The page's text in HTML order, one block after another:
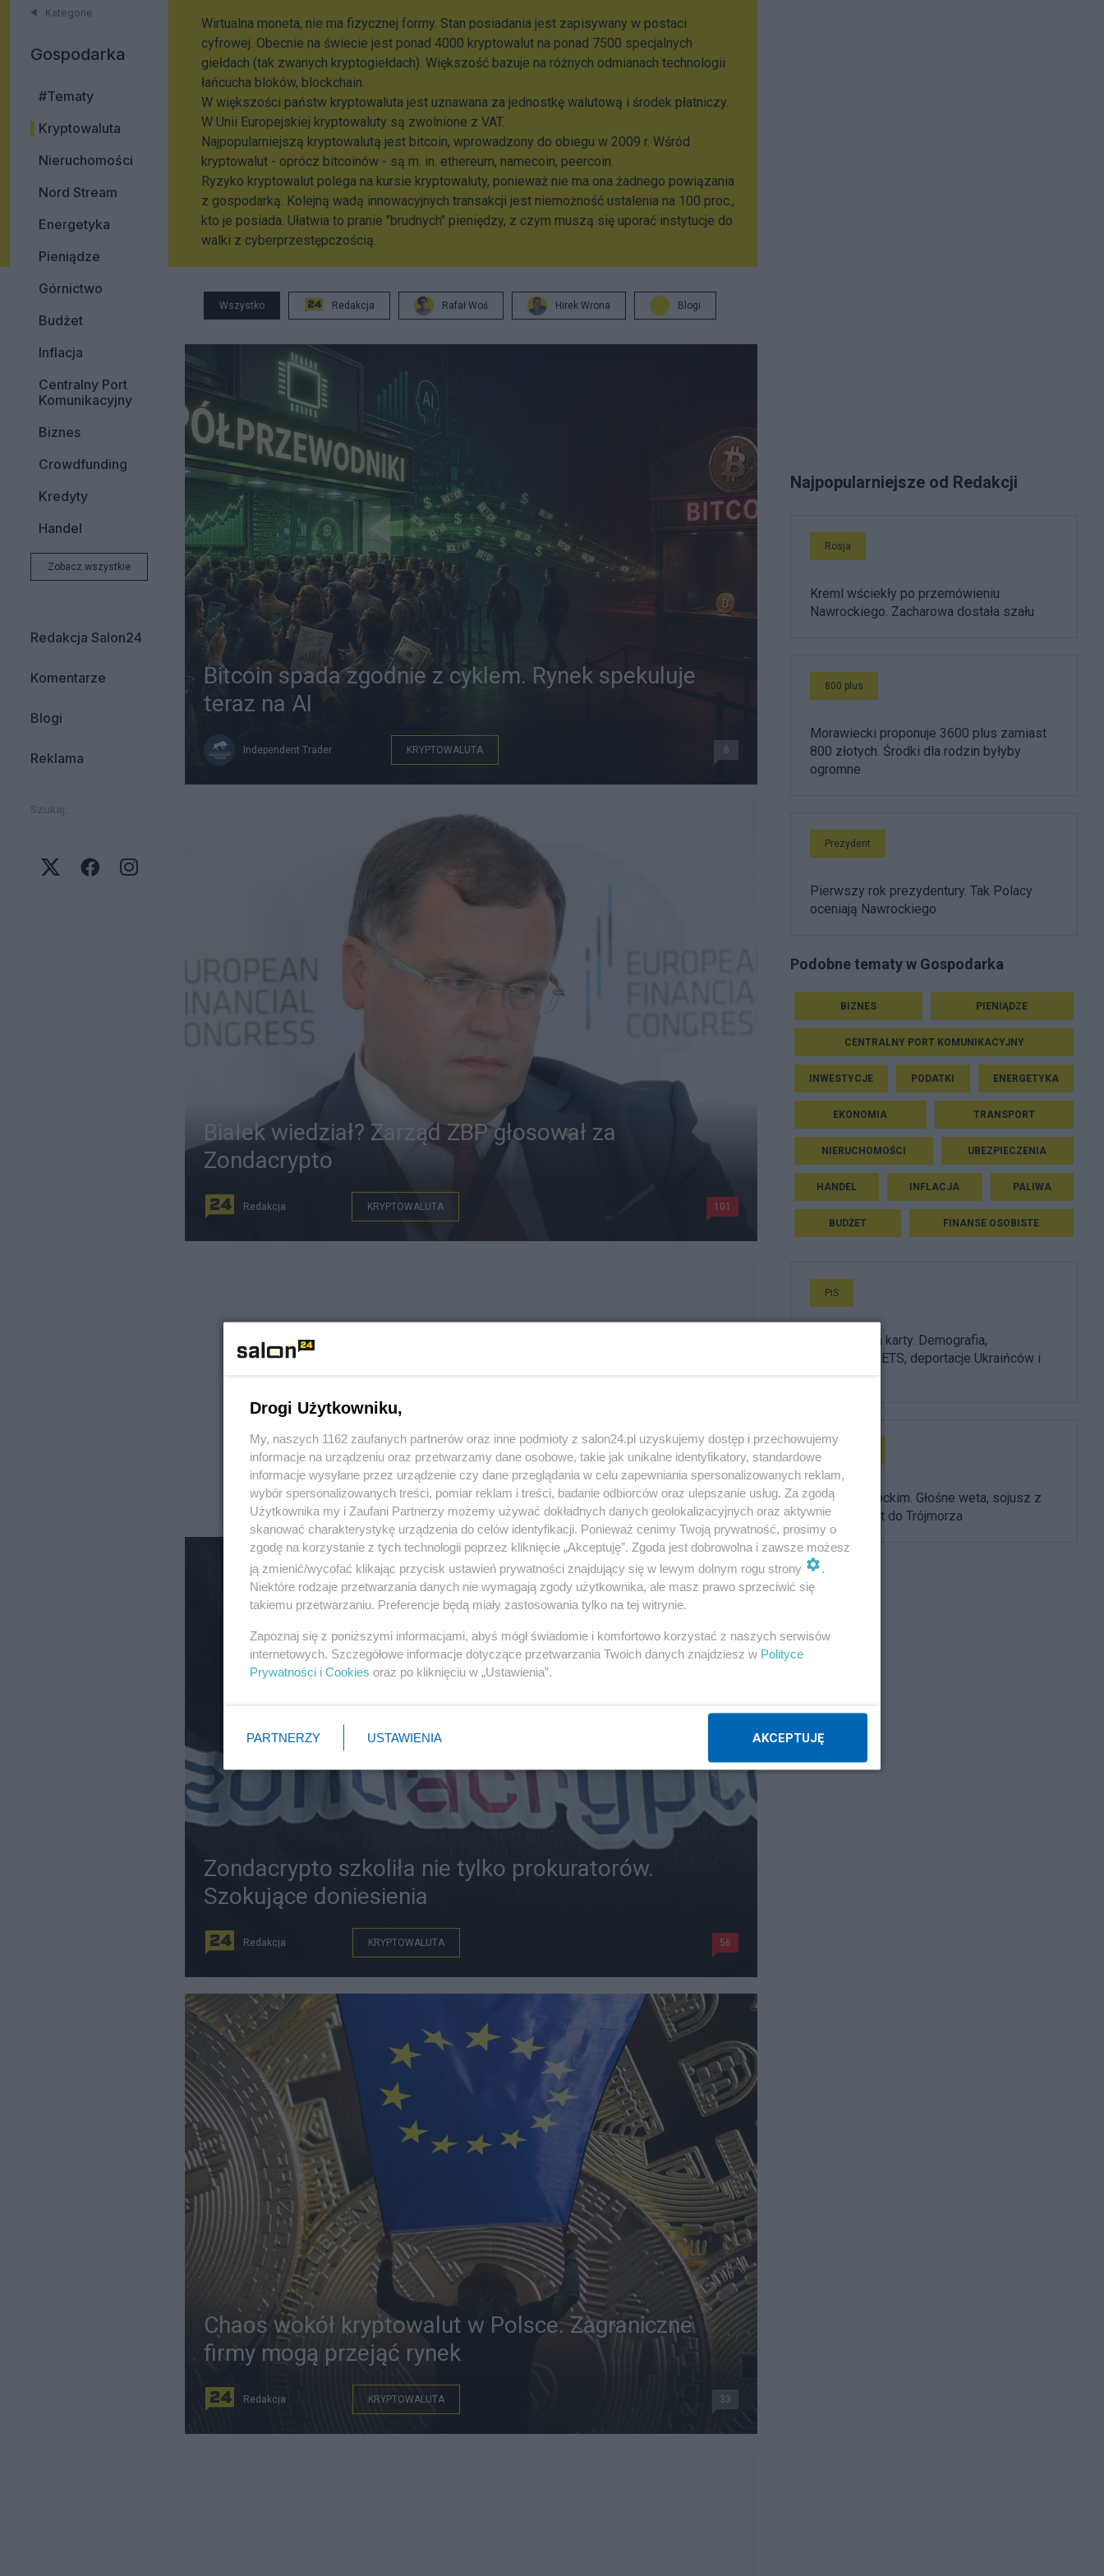
Kategorie
Gospodarka
#Tematy
Kryptowaluta
Nieruchomości
Nord Stream
Energetyka
Pieniądze
Górnictwo
Budżet
Inflacja
Centralny Port
Komunikacyjny
Biznes
Crowdfunding
Kredyty
Handel
Zobacz wszystkie
Redakcja Salon24
Komentarze
Blogi
Reklama
Szukaj:
Wirtualna moneta, nie ma fizycznej formy. Stan posiadania jest zapisywany w postaci
cyfrowej. Obecnie na świecie jest ponad 4000 kryptowalut na ponad 7500 specjalnych
giełdach (tak zwanych kryptogiełdach). Większość bazuje na różnych odmianach technologii
łańcucha bloków, blockchain.
W większości państw kryptowaluta jest uznawana za jednostkę walutową i środek płatniczy.
W Unii Europejskiej kryptowaluty są zwolnione z VAT.
Najpopularniejszą kryptowalutą jest bitcoin, wprowadzony do obiegu w 2009 r. Wśród
kryptowalut - oprócz bitcoinów - są m. in. ethereum, namecoin, peercoin.
Ryzyko kryptowalut polega na kursie kryptowaluty, ponieważ nie ma ona żadnego powiązania
z gospodarką. Kolejną wadą innowacyjnych transakcji jest niemożność ustalenia na 100 proc.,
kto je posiada. Ułatwia to pranie "brudnych" pieniędzy, z czym muszą się uporać instytucje do
walki z cyberprzestępczością.
Wszystko Redakcja Rafał Woś Hirek Wrona Blogi
Bitcoin spada zgodnie z cyklem. Rynek spekuluje
teraz na AI
Independent Trader KRYPTOWALUTA 6
Białek wiedział? Zarząd ZBP głosował za
Zondacrypto
Redakcja KRYPTOWALUTA 101
Zondacrypto szkoliła nie tylko prokuratorów.
Szokujące doniesienia
Redakcja KRYPTOWALUTA 56
Chaos wokół kryptowalut w Polsce. Zagraniczne
firmy mogą przejąć rynek
Redakcja KRYPTOWALUTA 33
Najpopularniejsze od Redakcji
Rosja
Kreml wściekły po przemówieniu
Nawrockiego. Zacharowa dostała szału
800 plus
Morawiecki proponuje 3600 plus zamiast
800 złotych. Środki dla rodzin byłyby
ogromne
Prezydent
Pierwszy rok prezydentury. Tak Polacy
oceniają Nawrockiego
Podobne tematy w Gospodarka
BIZNES PIENIĄDZE
CENTRALNY PORT KOMUNIKACYJNY
INWESTYCJE PODATKI ENERGETYKA
EKONOMIA TRANSPORT
NIERUCHOMOŚCI UBEZPIECZENIA
HANDEL INFLACJA PALIWA
BUDŻET FINANSE OSOBISTE
PiS
PiS odkrywa karty. Demografia,
mieszkania, ETS, deportacje Ukraińców i
Rok z Nawrockim. Głośne weta, sojusz z
USA i powrót do Trójmorza
Drogi Użytkowniku,
My, naszych 1162 zaufanych partnerów oraz inne podmioty z salon24.pl uzyskujemy dostęp i przechowujemy
informacje na urządzeniu oraz przetwarzamy dane osobowe, takie jak unikalne identyfikatory, standardowe
informacje wysyłane przez urządzenie czy dane przeglądania w celu zapewniania spersonalizowanych reklam,
wybór spersonalizowanych treści, pomiar reklam i treści, badanie odbiorców oraz ulepszanie usług. Za zgodą
Użytkownika my i Zaufani Partnerzy możemy używać dokładnych danych geolokalizacyjnych oraz aktywnie
skanować charakterystykę urządzenia do celów identyfikacji. Ponieważ cenimy Twoją prywatność, prosimy o
zgodę na korzystanie z tych technologii poprzez kliknięcie „Akceptuję”. Zgoda jest dobrowolna i zawsze możesz
ją zmienić/wycofać klikając przycisk ustawień prywatności znajdujący się w lewym dolnym rogu strony
.
Niektóre rodzaje przetwarzania danych nie wymagają zgody użytkownika, ale masz prawo sprzeciwić się
takiemu przetwarzaniu. Preferencje będą miały zastosowania tylko na tej witrynie.
Zapoznaj się z poniższymi informacjami, abyś mógł świadomie i komfortowo korzystać z naszych serwisów
internetowych. Szczegółowe informacje dotyczące przetwarzania Twoich danych znajdziesz w Polityce
Prywatności i Cookies oraz po kliknięciu w „Ustawienia”.
PARTNERZY USTAWIENIA AKCEPTUJĘ